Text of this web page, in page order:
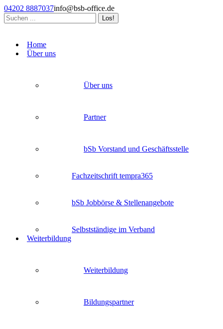
Zum
Inhalt
springen
04202 8887037info@bsb-office.de
Search:
opens
opens
opens
Home
Über uns
Über uns
Partner
bSb Vorstand und Geschäftsstelle
Fachzeitschrift tempra365
bSb Jobbörse & Stellenangebote
Selbstständige im Verband
Weiterbildung
Weiterbildung
Bildungspartner